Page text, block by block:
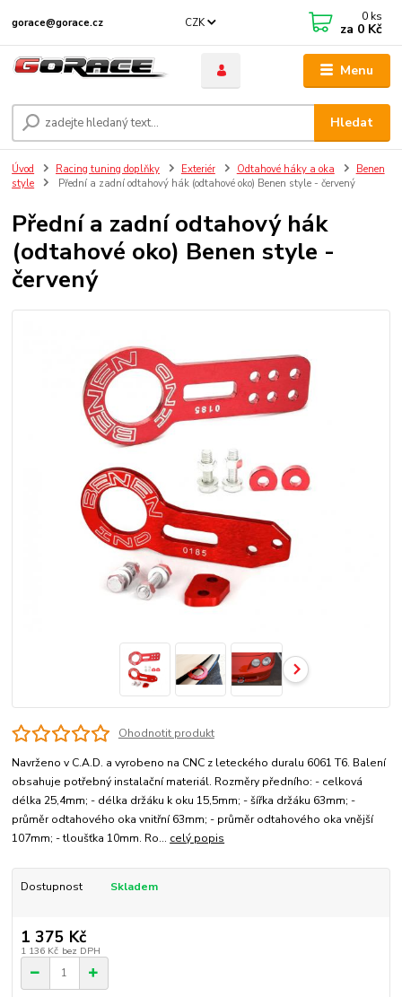
Menu
CZK
Hledat
gorace@gorace.cz 0 ks
za 0 Kč
Úvod Racing tuning doplňky Exteriér Odtahové háky a oka
Benen
style
Přední a zadní odtahový hák (odtahové oko) Benen style - červený
Přední a zadní odtahový hák
(odtahové oko) Benen style -
červený
Ohodnotit produkt
Navrženo v C.A.D. a vyrobeno na CNC z leteckého duralu 6061 T6. Balení
obsahuje potřebný instalační materiál. Rozměry předního: - celková
délka 25,4mm; - délka držáku k oku 15,5mm; - šířka držáku 63mm; -
průměr odtahového oka vnitřní 63mm; - průměr odtahového oka vnější
107mm; - tloušťka 10mm. Ro... celý popis
Dostupnost Skladem
1 375 Kč
1 136 Kč bez DPH